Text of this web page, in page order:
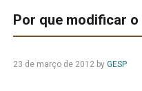
Por que modificar
23 de março de 2012by GESP